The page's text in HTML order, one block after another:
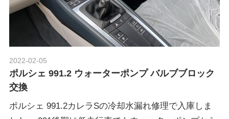
t
ポ
ル
シ
ト
を
ご
紹
介
た
2022-02-05
ポルシェ 991.2 ウォーターポンプ バルブブロック
交換
ポルシェ 991.2カレラSの冷却水漏れ修理で入庫しま